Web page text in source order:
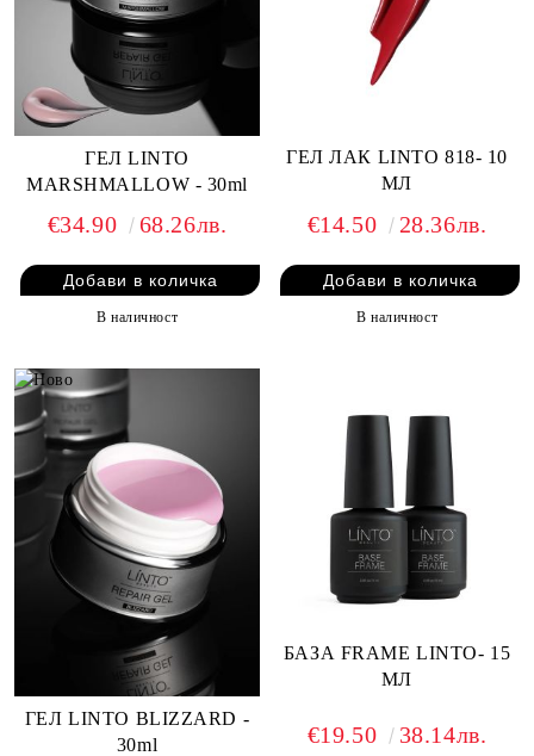
ГЕЛ LINTO
MARSHMALLOW - 30ml
€34.90 68.26лв.
В наличност
ГЕЛ ЛАК LINTO 818- 10
МЛ
€14.50 28.36лв.
В наличност
ГЕЛ LINTO BLIZZARD -
30ml
БАЗА FRAME LINTO- 15
МЛ
€19.50 38.14лв.